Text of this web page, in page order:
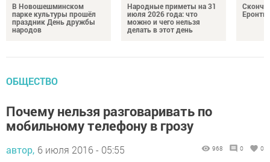
В Новошешминском
парке культуры прошёл
праздник День дружбы
народов
Народные приметы на 31
июля 2026 года: что
можно и чего нельзя
делать в этот день
ОБЩЕСТВО
Почему нельзя разговаривать по
мобильному телефону в грозу
автор, 6 июля 2016 - 05:55 968 0 0